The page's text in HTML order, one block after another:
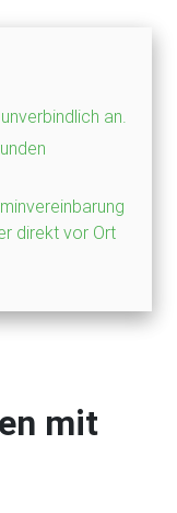
an.
direkt vor Ort
mit